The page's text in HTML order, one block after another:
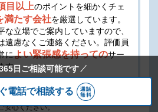
目以上のポイントを細かくチェ
満たす会社を厳選しています。
な立場でご案内していますので、
慮なくご連絡ください。 評価員
によい緊張感を持ってのサー
す。
用が高くなることは、一切ありませんので
安心ください。
日ご相談可能です
電話で相談する